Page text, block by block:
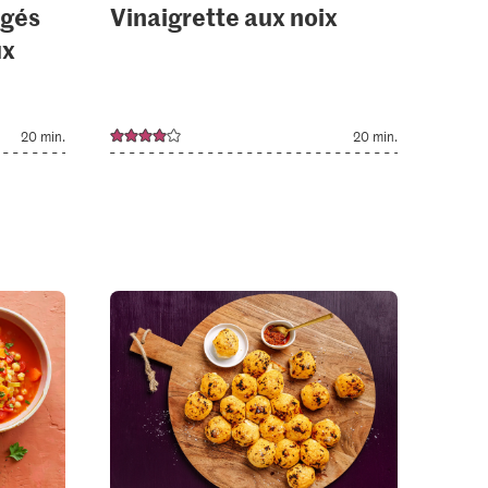
20 min.
Vinaigrette aux noix
20 min.